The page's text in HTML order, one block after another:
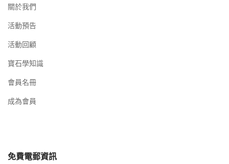
關於我們
活動預告
活動回顧
寶石學知識
會員名冊
成為會員
免費電郵資訊